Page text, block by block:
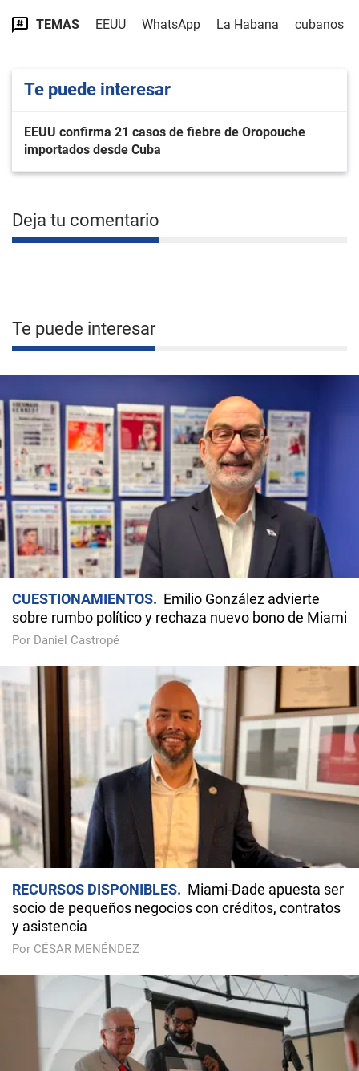
TEMAS EEUU WhatsApp La Habana cubanos
Te puede interesar
EEUU confirma 21 casos de fiebre de Oropouche
importados desde Cuba
Deja tu comentario
Te puede interesar
CUESTIONAMIENTOS
Emilio González advierte
sobre rumbo político y rechaza nuevo bono de Miami
Por Daniel Castropé
RECURSOS DISPONIBLES
Miami-Dade apuesta ser
socio de pequeños negocios con créditos, contratos
y asistencia
Por CÉSAR MENÉNDEZ